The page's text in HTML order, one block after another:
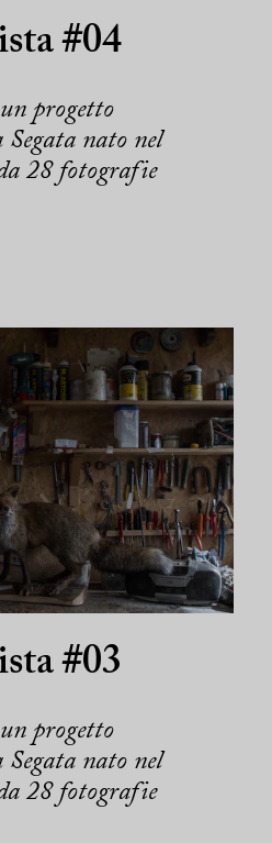
#04
progetto
nato nel
28 fotografie
#03
progetto
nato nel
28 fotografie